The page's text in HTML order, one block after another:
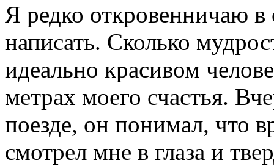
Я редко откровенничаю в
написать. Сколько
идеально красивом
метрах моего счастья.
поезде, он понимал, что
смотрел мне в глаза и